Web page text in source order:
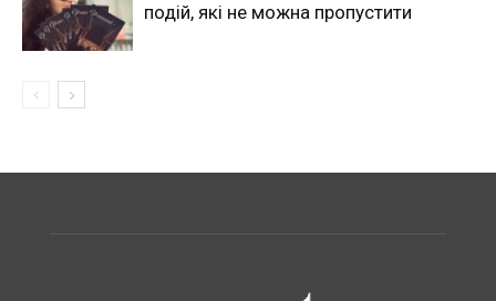
подій, які не можна пропустити